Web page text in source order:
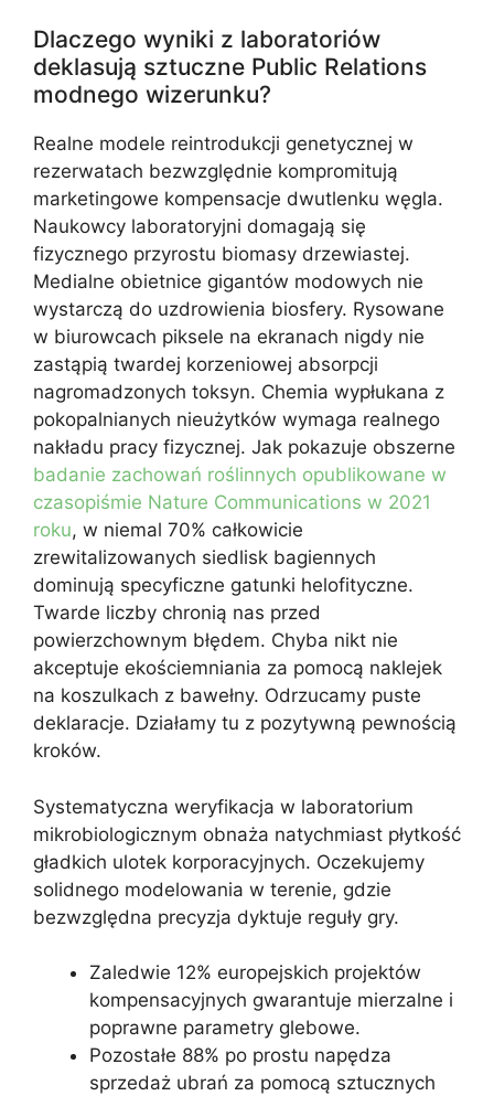
Dlaczego wyniki z laboratoriów
deklasują sztuczne Public Relations
modnego wizerunku?
Realne modele reintrodukcji genetycznej w
rezerwatach bezwzględnie kompromitują
marketingowe kompensacje dwutlenku węgla.
Naukowcy laboratoryjni domagają się
fizycznego przyrostu biomasy drzewiastej.
Medialne obietnice gigantów modowych nie
wystarczą do uzdrowienia biosfery. Rysowane
w biurowcach piksele na ekranach nigdy nie
zastąpią twardej korzeniowej absorpcji
nagromadzonych toksyn. Chemia wypłukana z
pokopalnianych nieużytków wymaga realnego
nakładu pracy fizycznej. Jak pokazuje obszerne
badanie zachowań roślinnych opublikowane w
czasopiśmie Nature Communications w 2021
roku, w niemal 70% całkowicie
zrewitalizowanych siedlisk bagiennych
dominują specyficzne gatunki helofityczne.
Twarde liczby chronią nas przed
powierzchownym błędem. Chyba nikt nie
akceptuje ekościemniania za pomocą naklejek
na koszulkach z bawełny. Odrzucamy puste
deklaracje. Działamy tu z pozytywną pewnością
kroków.
Systematyczna weryfikacja w laboratorium
mikrobiologicznym obnaża natychmiast płytkość
gładkich ulotek korporacyjnych. Oczekujemy
solidnego modelowania w terenie, gdzie
bezwzględna precyzja dyktuje reguły gry.
Zaledwie 12% europejskich projektów
kompensacyjnych gwarantuje mierzalne i
poprawne parametry glebowe.
Pozostałe 88% po prostu napędza
sprzedaż ubrań za pomocą sztucznych